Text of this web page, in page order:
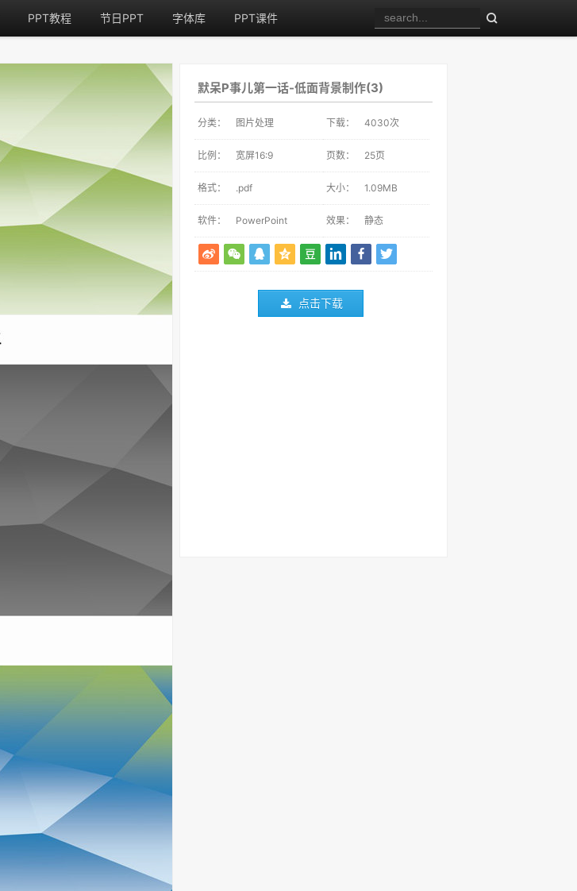
PPT教程 节日PPT 字体库 PPT课件
默呆P事儿第一话-低面背景制作(3)
分类： 图片处理 下载： 4030次
比例： 宽屏16:9 页数： 25页
格式： .pdf 大小： 1.09MB
软件： PowerPoint 效果： 静态
点击下载